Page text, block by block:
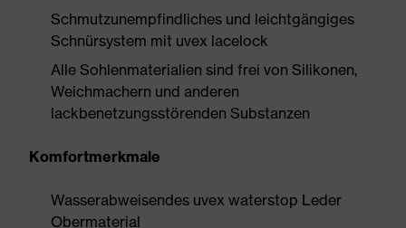
Schmutzunempfindliches und leichtgängiges
Schnürsystem mit uvex lacelock
Alle Sohlenmaterialien sind frei von Silikonen,
Weichmachern und anderen
lackbenetzungsstörenden Substanzen
Komfortmerkmale
Wasserabweisendes uvex waterstop Leder
Obermaterial